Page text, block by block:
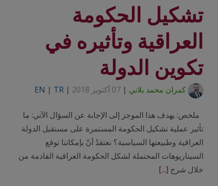
تشكيل الحكومة
العراقية وتأثيره في
تكوين الدولة
كمران محمد بلاني | 07 أكتوبر 2018 |
EN | TR
ملخص: يهدف هذا الموجز إلى الإجابة عن السؤال الآتي: ما
تأثير عملية تشكيل الحكومة المستمرة على مستقبل الدولة
العراقية وطبيعتها السياسية؟ نعتقدُ أنّ بإمكاننا توقع
السيناريوهات المحتملة لشكل الحكومة العراقية القادمة من
خلال شرح [...]